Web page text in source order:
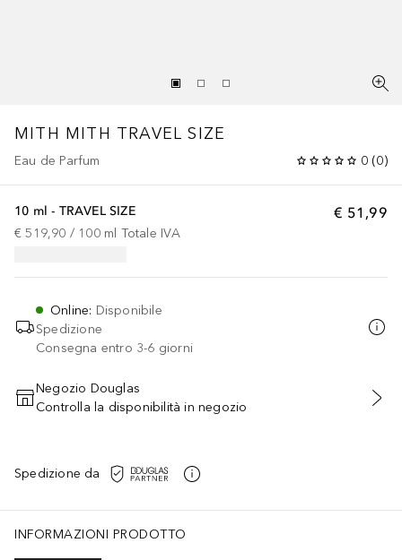
MITH MITH TRAVEL SIZE
Eau de Parfum 0 (0)
€ 51,99
10 ml - TRAVEL SIZE
€ 519,90 / 100 ml Totale IVA
Online: Disponibile
Spedizione
Consegna entro 3-6 giorni
AGGIUNGI AL CARRELLO
Negozio Douglas
Controlla la disponibilità in negozio
Spedizione da
INFORMAZIONI PRODOTTO